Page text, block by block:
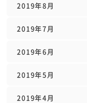
2019年8月
2019年7月
2019年6月
2019年5月
2019年4月